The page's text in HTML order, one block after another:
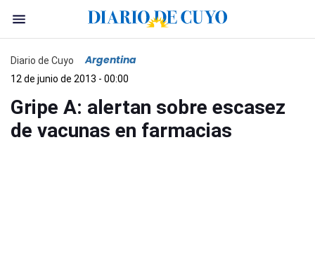
Diario de Cuyo Argentina
12 de junio de 2013 - 00:00
Gripe A: alertan sobre escasez
de vacunas en farmacias